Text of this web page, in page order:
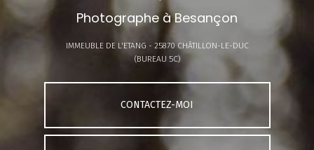
Photographe à Besançon
IMMEUBLE DE L'ETANG - 25870 CHÂTILLON-LE-DUC
(BUREAU 5C)
CONTACTEZ-MOI